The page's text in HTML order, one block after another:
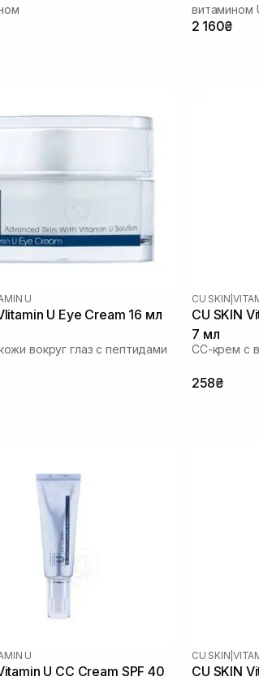
витамином
2 160₴
U
U Eye Cream 16 мл
вокруг глаз с пептидами
CU SKIN |
CU SKIN
7 мл
СС-крем с
258₴
U
U CC Cream SPF 40
CU SKIN |
CU SKIN